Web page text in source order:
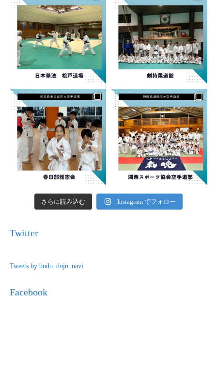
さらに読み込む Instagram でフォロー
Twitter
Tweets by budo_dojo_navi
Facebook